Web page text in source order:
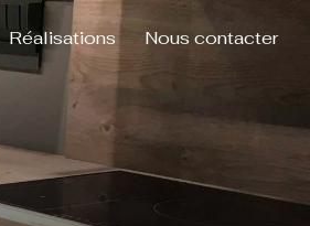
Réalisations Nous contacter